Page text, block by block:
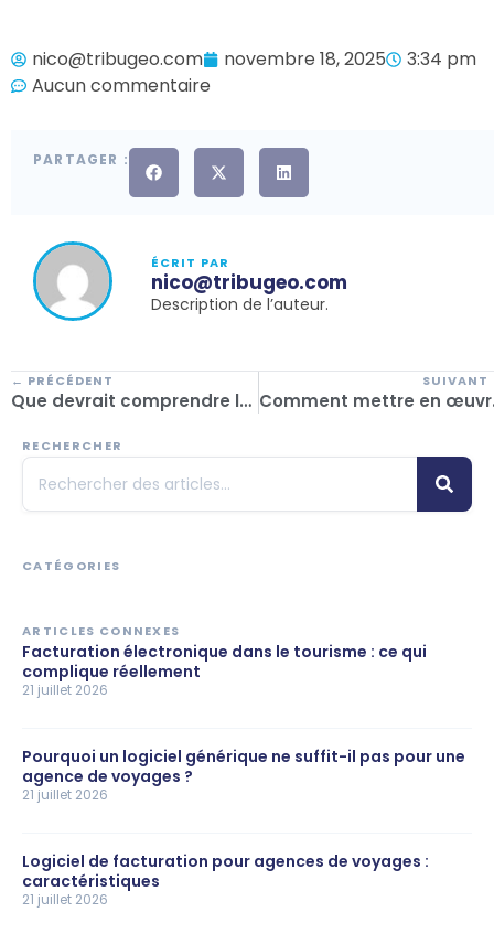
nico@tribugeo.com novembre 18, 2025
3:34 pm
Aucun commentaire
PARTAGER :
ÉCRIT PAR
nico@tribugeo.com
Description de l’auteur.
← PRÉCÉDENT
Que devrait comprendre le logiciel de back-office des agences de voyage en 2025 ? Comment mettre
RECHERCHER
CATÉGORIES
ARTICLES CONNEXES
Facturation électronique dans le tourisme : ce qui
complique réellement
21 juillet 2026
Pourquoi un logiciel générique ne suffit-il pas pour une
agence de voyages ?
21 juillet 2026
Logiciel de facturation pour agences de voyages :
caractéristiques
21 juillet 2026